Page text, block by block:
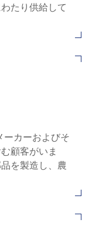
たり供給して
ーカーおよびそ
顧客がいま
を製造し、農